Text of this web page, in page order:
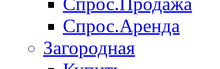
Спрос.Аренда
Загородная